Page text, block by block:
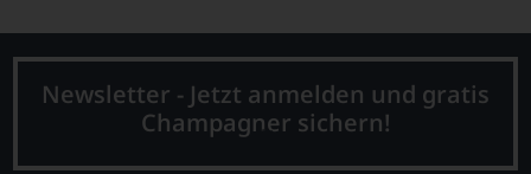
Newsletter - Jetzt anmelden und gratis
Champagner sichern!